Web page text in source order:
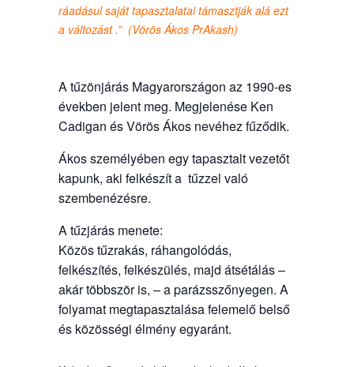
ráadásul saját tapasztalatai támasztják alá ezt
a változást .” (Vörös Ákos PrAkash)
A tűzönjárás Magyarországon az 1990-es
években jelent meg. Megjelenése Ken
Cadigan és Vörös Ákos nevéhez fűződik.
Ákos személyében egy tapasztalt vezetőt
kapunk, aki felkészít a tűzzel való
szembenézésre.
A tűzjárás menete:
Közös tűzrakás, ráhangolódás,
felkészítés, felkészülés, majd átsétálás –
akár többször is, – a parázsszőnyegen. A
folyamat megtapasztalása felemelő belső
és közösségi élmény egyaránt.